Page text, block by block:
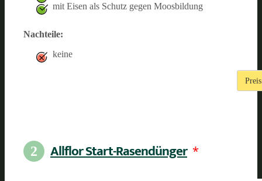
mit Eisen als Schutz gegen Moosbildung
Nachteile:
keine
2 Allflor Start-Rasendünger *